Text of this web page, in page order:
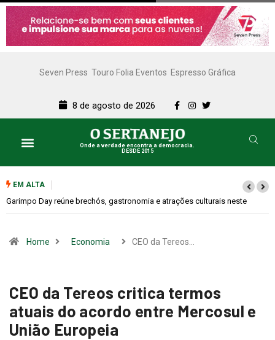
Seven Press Touro Folia Eventos Espresso Gráfica
8 de agosto de 2026
Onde a verdade encontra a democracia.
DESDE 2015
EM ALTA
Bugonia transforma paranoia e conspiração em um suspense imprevisível
Home Economia CEO da Tereos…
CEO da Tereos critica termos
atuais do acordo entre Mercosul e
União Europeia